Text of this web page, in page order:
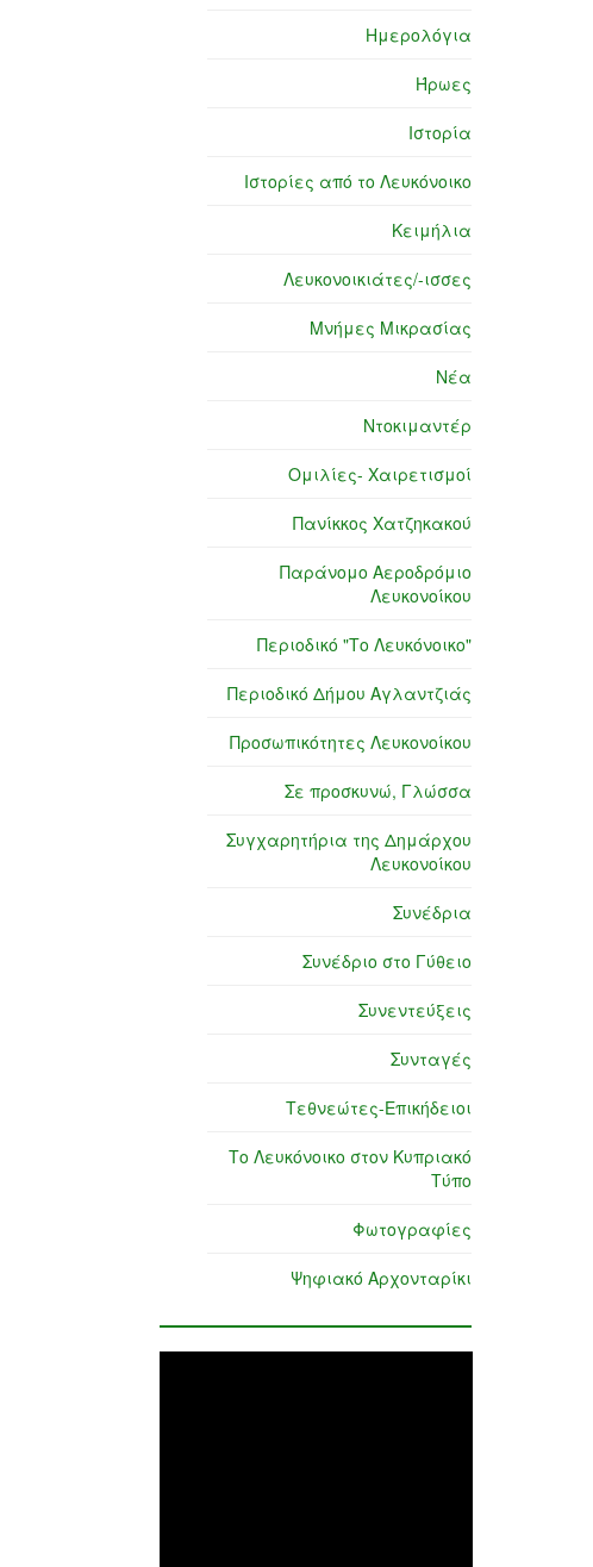
Ημερολόγια
Ήρωες
Ιστορία
Ιστορίες από το Λευκόνοικο
Κειμήλια
Λευκονοικιάτες/-ισσες
Μνήμες Μικρασίας
Νέα
Ντοκιμαντέρ
Ομιλίες- Χαιρετισμοί
Πανίκκος Χατζηκακού
Παράνομο Αεροδρόμιο
Λευκονοίκου
Περιοδικό "Το Λευκόνοικο"
Περιοδικό Δήμου Αγλαντζιάς
Προσωπικότητες Λευκονοίκου
Σε προσκυνώ, Γλώσσα
Συγχαρητήρια της Δημάρχου
Λευκονοίκου
Συνέδρια
Συνέδριο στο Γύθειο
Συνεντεύξεις
Συνταγές
Τεθνεώτες-Επικήδειοι
Το Λευκόνοικο στον Κυπριακό
Τύπο
Φωτογραφίες
Ψηφιακό Αρχονταρίκι